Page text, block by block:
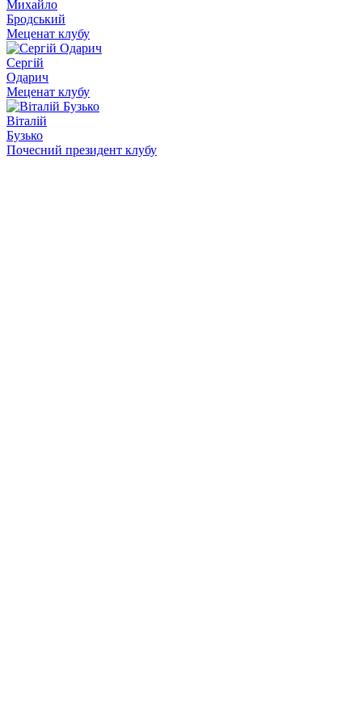
Михайло
Бродський
Меценат клубу
Сергій
Одарич
Меценат клубу
Віталій
Бузько
Почесний президент клубу